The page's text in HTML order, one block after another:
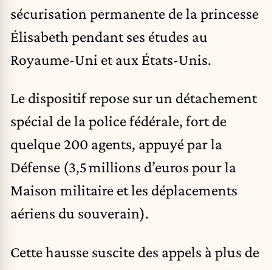
sécurisation permanente de la princesse
Élisabeth pendant ses études au
Royaume-Uni et aux États-Unis.
Le dispositif repose sur un détachement
spécial de la police fédérale, fort de
quelque 200 agents, appuyé par la
Défense (3,5 millions d’euros pour la
Maison militaire et les déplacements
aériens du souverain).
Cette hausse suscite des appels à plus de